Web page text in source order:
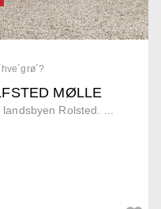
MØLLE
Rolsted. ...